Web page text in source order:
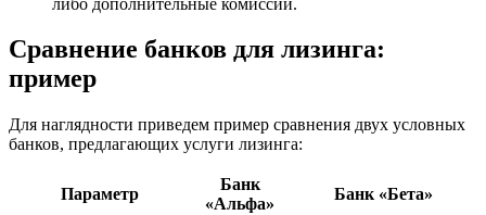
Сравнение банков для лизинга:
пример
Для наглядности приведем пример сравнения двух условных
банков, предлагающих услуги лизинга:
Параметр
Банк
«Альфа»
Банк «Бета»